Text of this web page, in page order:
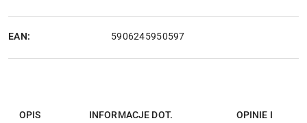
EAN: 5906245950597
OPIS
INFORMACJE DOT.
OPINIE I